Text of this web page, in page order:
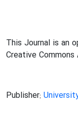
This Journal is an
Creative
Publisher: